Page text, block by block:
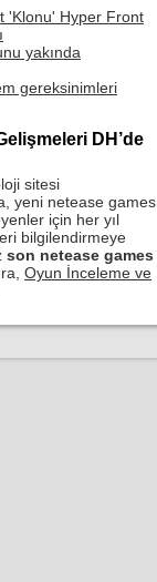
'Klonu' Hyper Front
yakında
gereksinimleri
DH’de
sitesi
yeni netease games
için her yıl
bilgilendirmeye
son netease games
Oyun İnceleme ve